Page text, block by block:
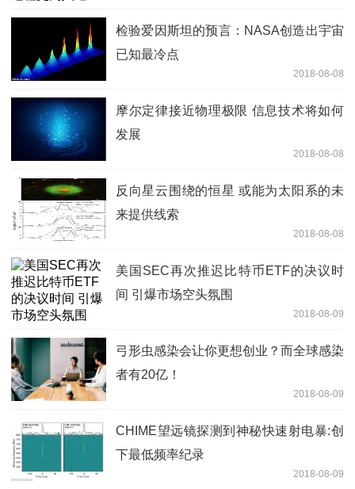
检验爱因斯坦的预言：NASA创造出宇宙
已知最冷点
2018-08-08
摩尔定律接近物理极限 信息技术将如何
发展
2018-08-08
反向星云围绕的恒星 或能为太阳系的未
来提供线索
2018-08-08
美国SEC再次推迟比特币ETF的决议时
间 引爆市场空头氛围
2018-08-09
弓形虫感染会让你更想创业？而全球感染
者有20亿！
2018-08-09
CHIME望远镜探测到神秘快速射电暴:创
下最低频率纪录
2018-08-09